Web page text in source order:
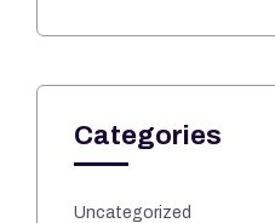
Categories
Uncategorized